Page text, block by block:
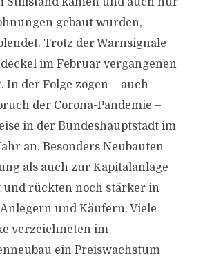
gebaut wurden,
Trotz der Warnsignale
im Februar vergangenen
In der Folge zogen – auch
der Corona-Pandemie –
in der Bundeshauptstadt im
an. Besonders Neubauten
als auch zur Kapitalanlage
und rückten noch stärker in
und Käufern. Viele
verzeichneten im
ein Preiswachstum